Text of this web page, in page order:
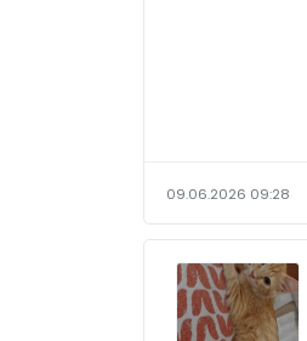
09.06.2026 09:28